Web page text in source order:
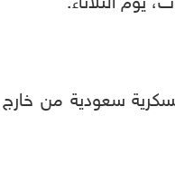
سعودية من خارج